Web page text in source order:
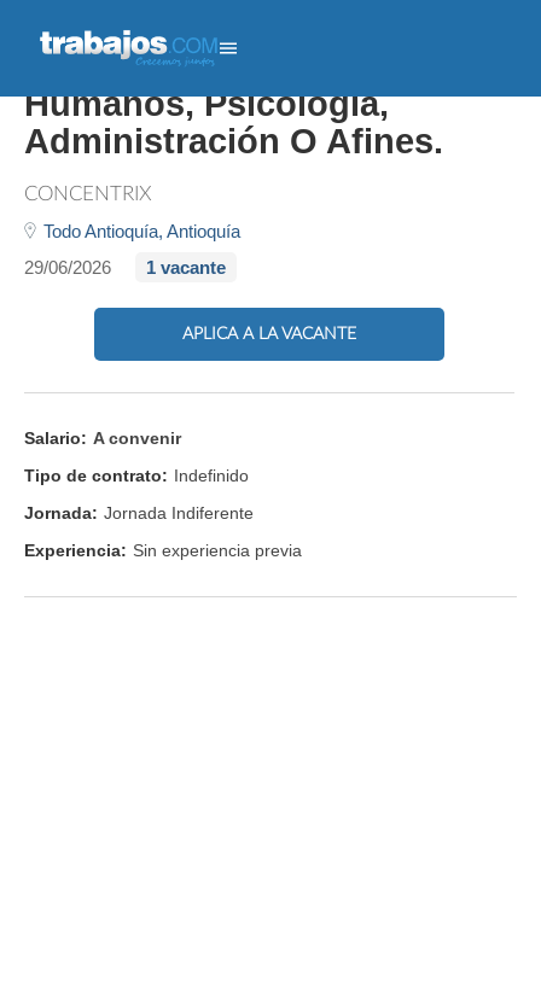
Aprendiz De Recursos
Humanos, Psicología,
Administración O Afines.
CONCENTRIX
Todo Antioquía, Antioquía
29/06/2026
1 vacante
APLICA A LA VACANTE
Salario: A convenir
Tipo de contrato: Indefinido
Jornada: Jornada Indiferente
Experiencia: Sin experiencia previa